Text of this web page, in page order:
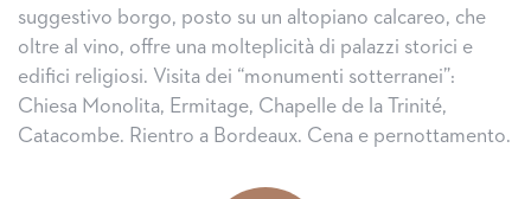
suggestivo borgo, posto su un altopiano calcareo, che
oltre al vino, offre una molteplicità di palazzi storici e
edifici religiosi. Visita dei “monumenti sotterranei”:
Chiesa Monolita, Ermitage, Chapelle de la Trinité,
Catacombe. Rientro a Bordeaux. Cena e pernottamento.